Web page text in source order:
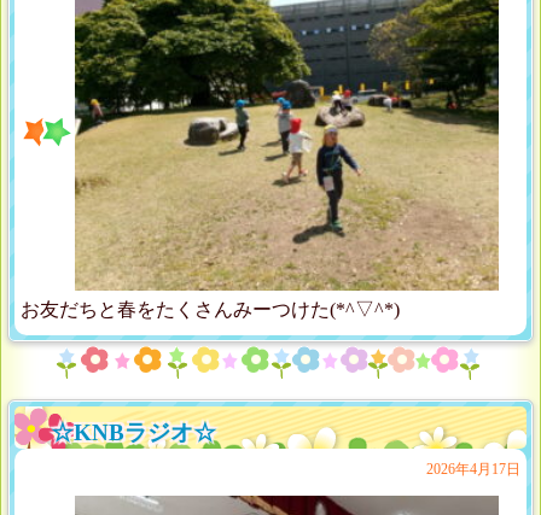
お友だちと春をたくさんみーつけた(*^▽^*)
☆KNBラジオ☆
2026年4月17日